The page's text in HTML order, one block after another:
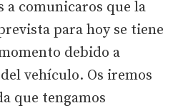
a comunicaros que la
para hoy se tiene
debido a
vehículo. Os iremos
que tengamos